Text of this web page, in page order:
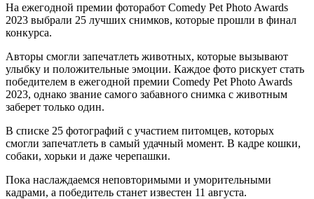
На ежегодной премии фоторабот Comedy Pet Photo Awards
2023 выбрали 25 лучших снимков, которые прошли в финал
конкурса.
Авторы смогли запечатлеть животных, которые вызывают
улыбку и положительные эмоции. Каждое фото рискует стать
победителем в ежегодной премии Comedy Pet Photo Awards
2023, однако звание самого забавного снимка с животным
заберет только один.
В списке 25 фотографий с участием питомцев, которых
смогли запечатлеть в самый удачный момент. В кадре кошки,
собаки, хорьки и даже черепашки.
Пока наслаждаемся неповторимыми и уморительными
кадрами, а победитель станет известен 11 августа.